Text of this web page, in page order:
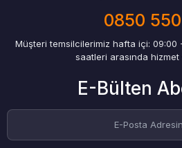
0850
Müşteri temsilcilerimiz hafta içi: 09:00
saatleri arasında hizmet
E-Bülten